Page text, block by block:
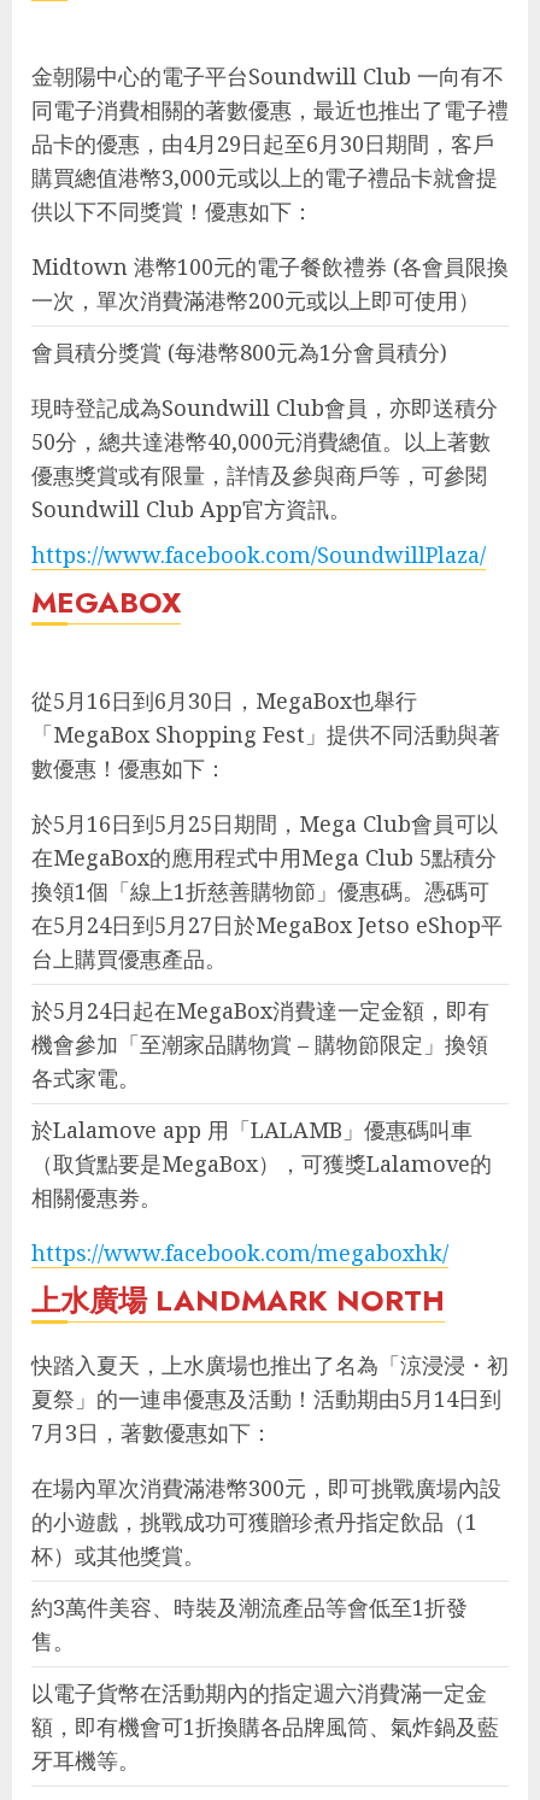
金朝陽中心的電子平台Soundwill Club 一向有不
同電子消費相關的著數優惠，最近也推出了電子禮
品卡的優惠，由4月29日起至6月30日期間，客戶
購買總值港幣3,000元或以上的電子禮品卡就會提
供以下不同獎賞！優惠如下：
Midtown 港幣100元的電子餐飲禮券 (各會員限換
一次，單次消費滿港幣200元或以上即可使用）
會員積分獎賞 (每港幣800元為1分會員積分)
現時登記成為Soundwill Club會員，亦即送積分
50分，總共達港幣40,000元消費總值。以上著數
優惠獎賞或有限量，詳情及參與商戶等，可參閱
Soundwill Club App官方資訊。
https://www.facebook.com/SoundwillPlaza/
MEGABOX
從5月16日到6月30日，MegaBox也舉行
「MegaBox Shopping Fest」提供不同活動與著
數優惠！優惠如下：
於5月16日到5月25日期間，Mega Club會員可以
在MegaBox的應用程式中用Mega Club 5點積分
換領1個「線上1折慈善購物節」優惠碼。憑碼可
在5月24日到5月27日於MegaBox Jetso eShop平
台上購買優惠產品。
於5月24日起在MegaBox消費達一定金額，即有
機會參加「至潮家品購物賞 – 購物節限定」換領
各式家電。
於Lalamove app 用「LALAMB」優惠碼叫車
（取貨點要是MegaBox），可獲獎Lalamove的
相關優惠劵。
https://www.facebook.com/megaboxhk/
上水廣場 LANDMARK NORTH
快踏入夏天，上水廣場也推出了名為「涼浸浸・初
夏祭」的一連串優惠及活動！活動期由5月14日到
7月3日，著數優惠如下：
在場內單次消費滿港幣300元，即可挑戰廣場內設
的小遊戲，挑戰成功可獲贈珍煮丹指定飲品（1
杯）或其他獎賞。
約3萬件美容、時裝及潮流產品等會低至1折發
售。
以電子貨幣在活動期內的指定週六消費滿一定金
額，即有機會可1折換購各品牌風筒、氣炸鍋及藍
牙耳機等。